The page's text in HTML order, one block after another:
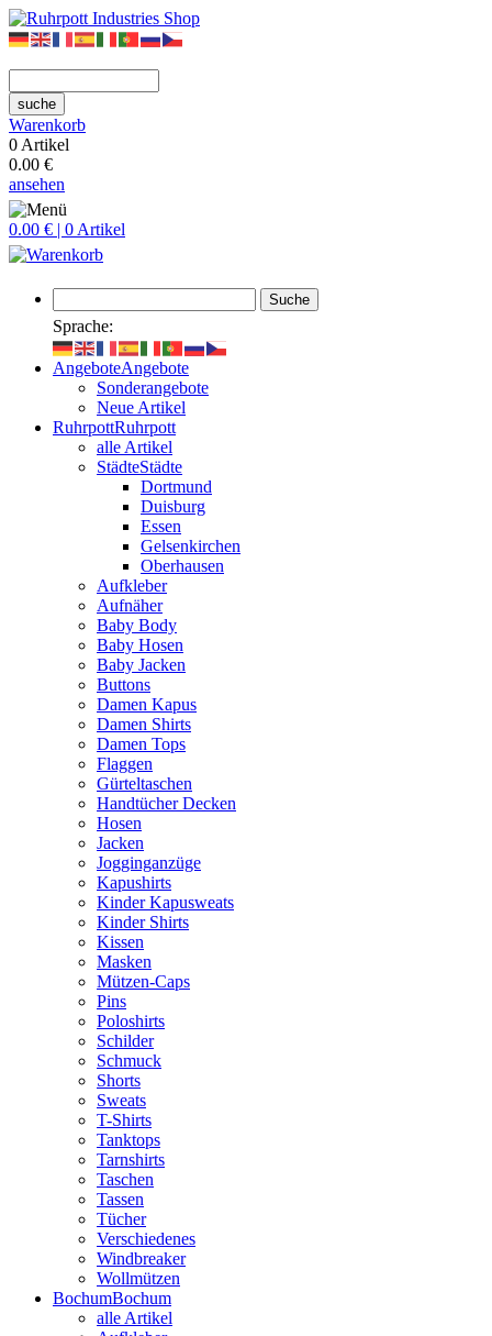
suche
Warenkorb
0 Artikel
0.00 €
ansehen
0.00 € | 0 Artikel
Suche
Sprache:
AngeboteAngebote
Sonderangebote
Neue Artikel
RuhrpottRuhrpott
alle Artikel
StädteStädte
Dortmund
Duisburg
Essen
Gelsenkirchen
Oberhausen
Aufkleber
Aufnäher
Baby Body
Baby Hosen
Baby Jacken
Buttons
Damen Kapus
Damen Shirts
Damen Tops
Flaggen
Gürteltaschen
Handtücher Decken
Hosen
Jacken
Jogginganzüge
Kapushirts
Kinder Kapusweats
Kinder Shirts
Kissen
Masken
Mützen-Caps
Pins
Poloshirts
Schilder
Schmuck
Shorts
Sweats
T-Shirts
Tanktops
Tarnshirts
Taschen
Tassen
Tücher
Verschiedenes
Windbreaker
Wollmützen
BochumBochum
alle Artikel